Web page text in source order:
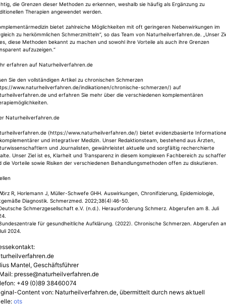
die Grenzen dieser Methoden zu erkennen, weshalb sie häufig als Ergänzung zu
Therapien angewendet werden.
bietet zahlreiche Möglichkeiten mit oft geringeren Nebenwirkungen im
zu herkömmlichen Schmerzmitteln“, so das Team von Naturheilverfahren.de. „Unser
diese Methoden bekannt zu machen und sowohl ihre Vorteile als auch ihre Grenzen
aufzuzeigen.“
erfahren auf Naturheilverfahren.de
Sie den vollständigen Artikel zu chronischen Schmerzen
www.naturheilverfahren.de/indikationen/chronische-schmerzen/) auf
und erfahren Sie mehr über die verschiedenen komplementären
Naturheilverfahren.de
(https://www.naturheilverfahren.de/) bietet evidenzbasierte
und integrativer Medizin. Unser Redaktionsteam, bestehend aus Ärzten,
und Journalisten, gewährleistet aktuelle und sorgfältig recherchierte
Unser Ziel ist es, Klarheit und Transparenz in diesem komplexen Fachbereich zu
die Vorteile sowie Risiken der verschiedenen Behandlungsmethoden offen zu diskutieren.
R, Horlemann J, Müller-Schwefe GHH. Auswirkungen, Chronifizierung, Epidemiologie,
Diagnostik. Schmerzmed. 2022;38(4):46-50.
Schmerzgesellschaft e.V. (n.d.). Herausforderung Schmerz. Abgerufen am 8. Juli
für gesundheitliche Aufklärung. (2022). Chronische Schmerzen. Abgerufen
2024.
Mantel, Geschäftsführer
presse@naturheilverfahren.de
+49 (0)89 38460074
Content von: Naturheilverfahren.de, übermittelt durch news aktuell
ots